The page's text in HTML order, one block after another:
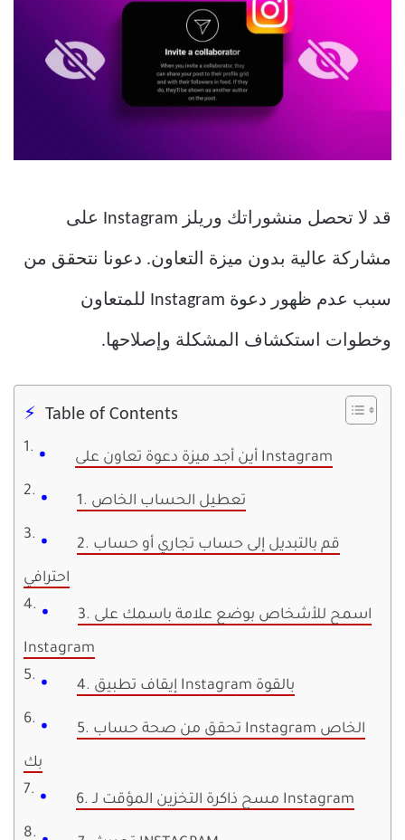
قد لا تحصل منشوراتك وريلز Instagram على
مشاركة عالية بدون ميزة التعاون. دعونا نتحقق من
سبب عدم ظهور دعوة Instagram للمتعاون
وخطوات استكشاف المشكلة وإصلاحها.
Table of Contents
أين أجد ميزة دعوة تعاون على Instagram
1. تعطيل الحساب الخاص
2. قم بالتبديل إلى حساب تجاري أو حساب
احترافي
3. اسمح للأشخاص بوضع علامة باسمك على
Instagram
4. إيقاف تطبيق Instagram بالقوة
5. تحقق من صحة حساب Instagram الخاص
بك
6. مسح ذاكرة التخزين المؤقت لـ Instagram